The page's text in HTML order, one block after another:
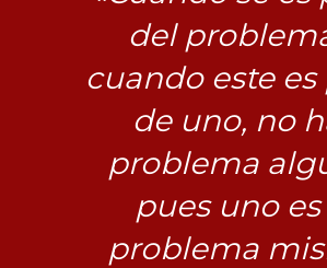
del
cuando este es
de uno, no
problema
pues uno
problema